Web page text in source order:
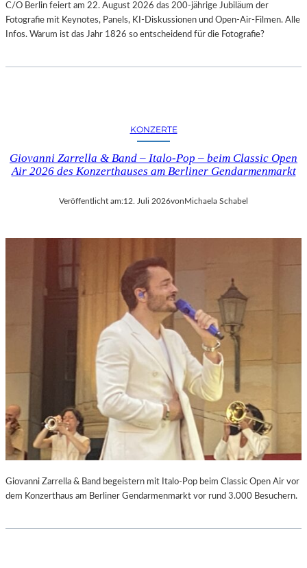
C/O Berlin feiert am 22. August 2026 das 200-jährige Jubiläum der
Fotografie mit Keynotes, Panels, KI-Diskussionen und Open-Air-Filmen. Alle
Infos. Warum ist das Jahr 1826 so entscheidend für die Fotografie?
KONZERTE
Giovanni Zarrella & Band – Italo-Pop – beim Classic Open
Air 2026 des Konzerthauses am Berliner Gendarmenmarkt
Veröffentlicht am:12. Juli 2026von Michaela Schabel
Giovanni Zarrella & Band begeistern mit Italo-Pop beim Classic Open Air vor
dem Konzerthaus am Berliner Gendarmenmarkt vor rund 3.000 Besuchern.